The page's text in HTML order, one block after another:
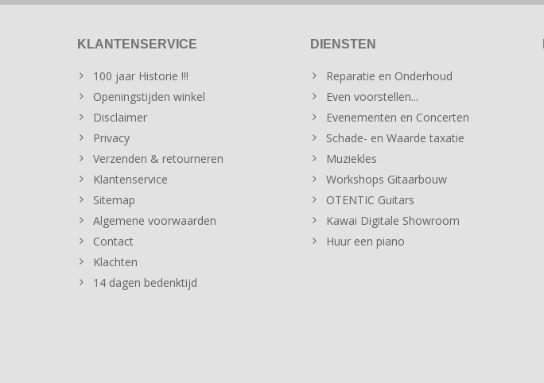
KLANTENSERVICE
100 jaar Historie !!!
Openingstijden winkel
Disclaimer
Privacy
Verzenden & retourneren
Klantenservice
Sitemap
Algemene voorwaarden
Contact
Klachten
14 dagen bedenktijd
DIENSTEN
Reparatie en Onderhoud
Even voorstellen...
Evenementen en Concerten
Schade- en Waarde taxatie
Muziekles
Workshops Gitaarbouw
OTENTIC Guitars
Kawai Digitale Showroom
Huur een piano